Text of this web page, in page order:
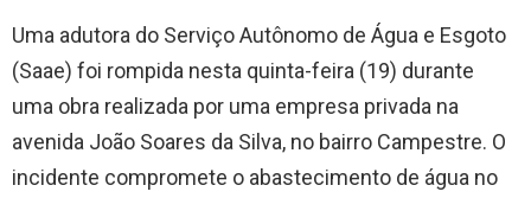
Uma adutora do Serviço Autônomo de Água e Esgoto
(Saae) foi rompida nesta quinta-feira (19) durante
uma obra realizada por uma empresa privada na
avenida João Soares da Silva, no bairro Campestre. O
incidente compromete o abastecimento de água no